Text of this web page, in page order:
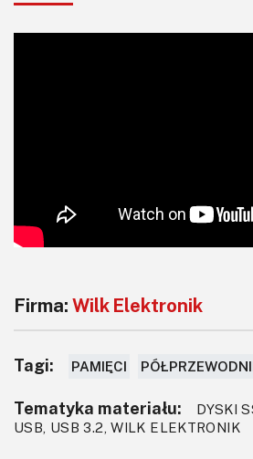
Firma: Wilk Elektronik
Tagi: PAMIĘCI
Tematyka materiału:
DYSKI
USB, USB 3.2, WILK ELEKTRONIK